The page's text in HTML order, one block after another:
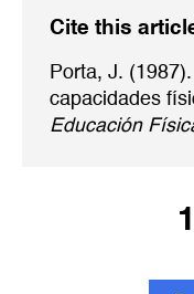
Cite this
Porta, J.
capacidades
Educación